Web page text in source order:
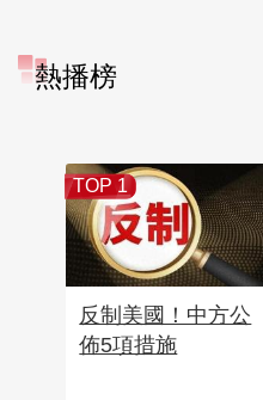
熱播榜
TOP 1
反制美國！中方公
佈5項措施